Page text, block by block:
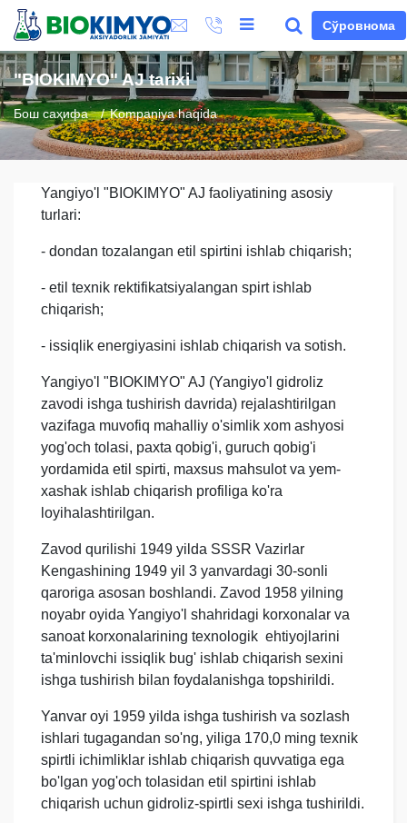
Сўровнома
"BIOKIMYO" AJ tarixi
Бош саҳифа Kompaniya haqida
Yangiyo'l "BIOKIMYO" AJ faoliyatining asosiy
turlari:
- dondan tozalangan etil spirtini ishlab chiqarish;
- etil texnik rektifikatsiyalangan spirt ishlab
chiqarish;
- issiqlik energiyasini ishlab chiqarish va sotish.
Yangiyo'l "BIOKIMYO" AJ (Yangiyo'l gidroliz
zavodi ishga tushirish davrida) rejalashtirilgan
vazifaga muvofiq mahalliy o'simlik xom ashyosi
yog'och tolasi, paxta qobig'i, guruch qobig'i
yordamida etil spirti, maxsus mahsulot va yem-
xashak ishlab chiqarish profiliga ko'ra
loyihalashtirilgan.
Zavod qurilishi 1949 yilda SSSR Vazirlar
Kengashining 1949 yil 3 yanvardagi 30-sonli
qaroriga asosan boshlandi. Zavod 1958 yilning
noyabr oyida Yangiyo'l shahridagi korxonalar va
sanoat korxonalarining texnologik ehtiyojlarini
ta'minlovchi issiqlik bug' ishlab chiqarish sexini
ishga tushirish bilan foydalanishga topshirildi.
Yanvar oyi 1959 yilda ishga tushirish va sozlash
ishlari tugagandan so'ng, yiliga 170,0 ming texnik
spirtli ichimliklar ishlab chiqarish quvvatiga ega
bo'lgan yog'och tolasidan etil spirtini ishlab
chiqarish uchun gidroliz-spirtli sexi ishga tushirildi.